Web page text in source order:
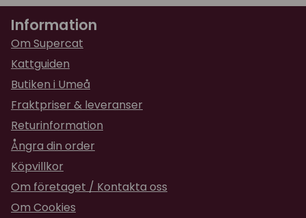
Information
Om Supercat
Kattguiden
Butiken i Umeå
Fraktpriser & leveranser
Returinformation
Ångra din order
Köpvillkor
Om företaget / Kontakta oss
Om Cookies